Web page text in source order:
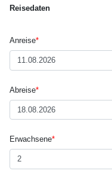
Reisedaten
Anreise*
Abreise*
Erwachsene*